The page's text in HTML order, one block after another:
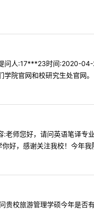
问人:17***23时间:2020-
学院官网和校研究生处官网
师您好，请问英语笔译专
好，感谢关注我校！今年我
旅游管理学硕今年是否